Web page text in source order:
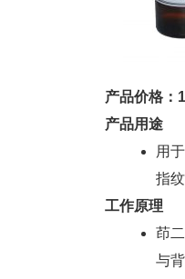
产品价格：
产品用途
用
指
工作原理
茚
与